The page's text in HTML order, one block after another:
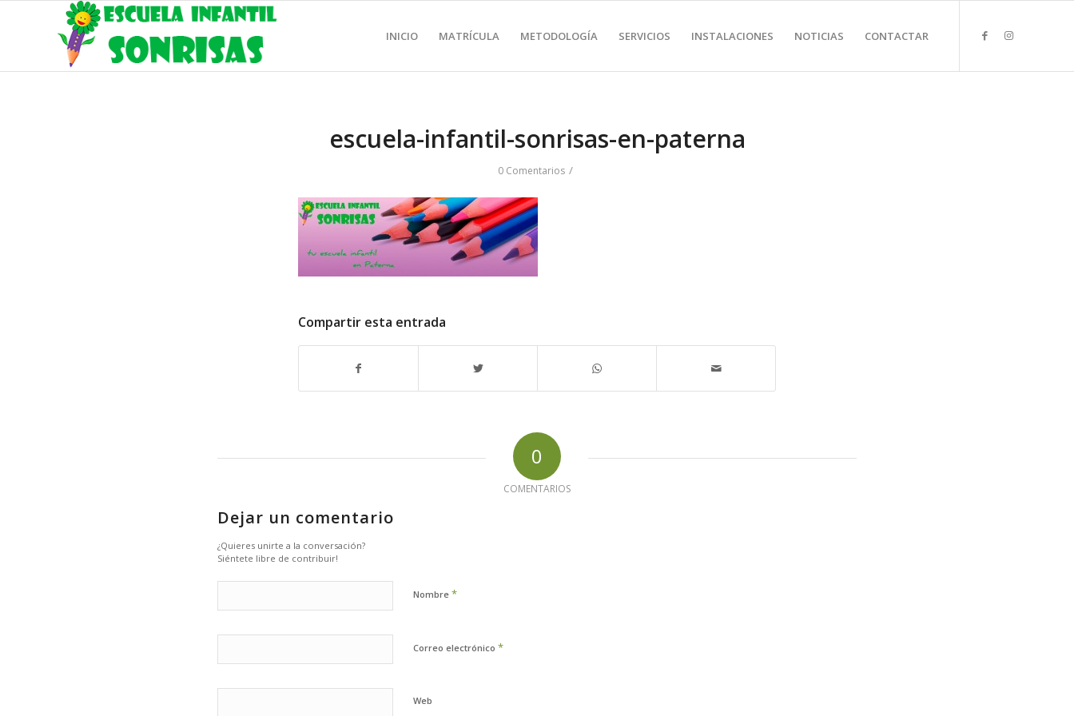
INICIO MATRÍCULA METODOLOGÍA SERVICIOS INSTALACIONES NOTICIAS CONTACTAR
escuela-infantil-sonrisas-en-paterna
0 Comentarios /
Compartir esta entrada
0
COMENTARIOS
Dejar un comentario
¿Quieres unirte a la conversación?
Siéntete libre de contribuir!
Nombre *
Correo electrónico *
Web